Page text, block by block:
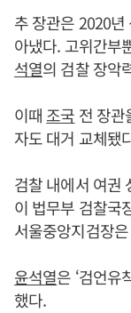
추 장관은 2020년
아냈다. 고위간부
석열의 검찰 장악
이때 조국 전 장관
자도 대거 교체됐
검찰 내에서 여권
이 법무부 검찰국
서울중앙지검장
윤석열은 ‘검언유
했다.